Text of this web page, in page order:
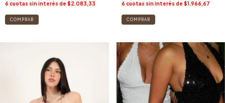
6 cuotas sin interés de $2.083,33
COMPRAR
6 cuotas sin interés de $1.966,67
COMPRAR